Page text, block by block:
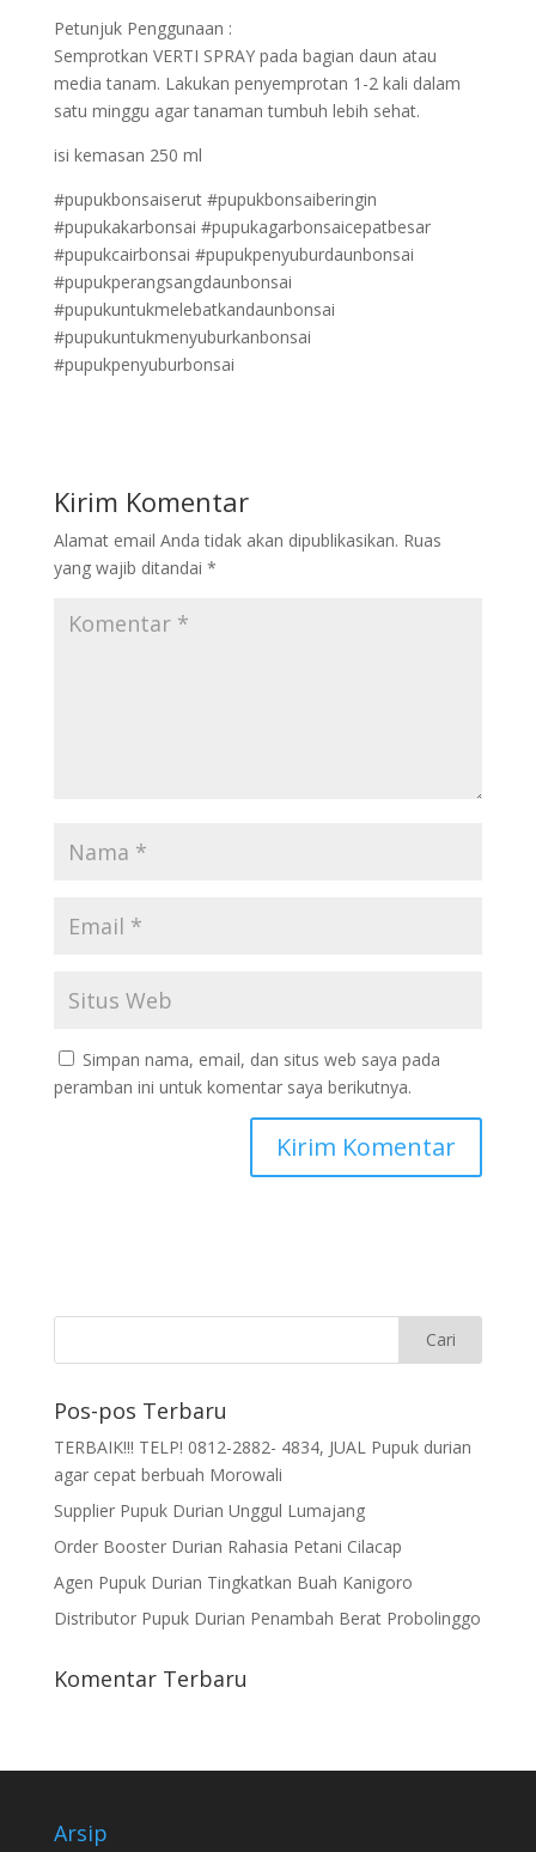
Petunjuk Penggunaan :
Semprotkan VERTI SPRAY pada bagian daun atau
media tanam. Lakukan penyemprotan 1-2 kali dalam
satu minggu agar tanaman tumbuh lebih sehat.
isi kemasan 250 ml
#pupukbonsaiserut #pupukbonsaiberingin
#pupukakarbonsai #pupukagarbonsaicepatbesar
#pupukcairbonsai #pupukpenyuburdaunbonsai
#pupukperangsangdaunbonsai
#pupukuntukmelebatkandaunbonsai
#pupukuntukmenyuburkanbonsai
#pupukpenyuburbonsai
Kirim Komentar
Alamat email Anda tidak akan dipublikasikan. Ruas
yang wajib ditandai *
Simpan nama, email, dan situs web saya pada
peramban ini untuk komentar saya berikutnya.
Pos-pos Terbaru
TERBAIK!!! TELP! 0812-2882- 4834, JUAL Pupuk durian
agar cepat berbuah Morowali
Supplier Pupuk Durian Unggul Lumajang
Order Booster Durian Rahasia Petani Cilacap
Agen Pupuk Durian Tingkatkan Buah Kanigoro
Distributor Pupuk Durian Penambah Berat Probolinggo
Komentar Terbaru
Arsip